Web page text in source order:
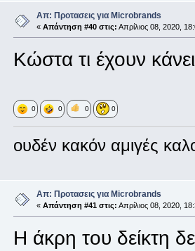
Απ: Προτασεις για Microbrands
« Απάντηση #40 στις: Απρίλιος 08, 2020,
Κώστα τι έχουν
0 0 0 0
ουδέν κακόν αμιγές
Απ: Προτασεις για Microbrands
« Απάντηση #41 στις: Απρίλιος 08, 2020,
Η άκρη του δείκτη